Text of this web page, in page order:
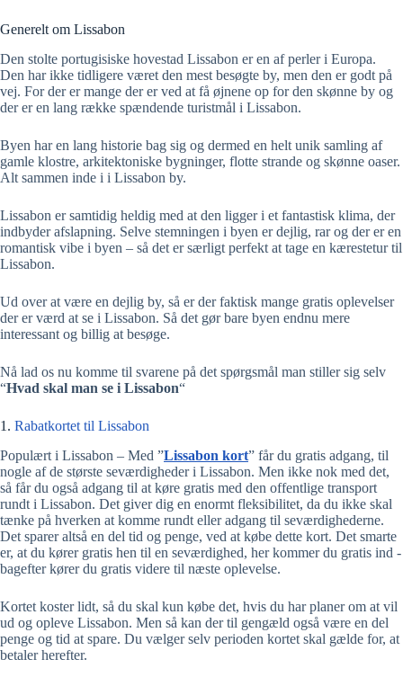
Generelt om Lissabon
Den stolte portugisiske hovestad Lissabon er en af perler i Europa.
Den har ikke tidligere været den mest besøgte by, men den er godt på
vej. For der er mange der er ved at få øjnene op for den skønne by og
der er en lang række spændende turistmål i Lissabon.
Byen har en lang historie bag sig og dermed en helt unik samling af
gamle klostre, arkitektoniske bygninger, flotte strande og skønne oaser.
Alt sammen inde i i Lissabon by.
Lissabon er samtidig heldig med at den ligger i et fantastisk klima, der
indbyder afslapning. Selve stemningen i byen er dejlig, rar og der er en
romantisk vibe i byen – så det er særligt perfekt at tage en kærestetur til
Lissabon.
Ud over at være en dejlig by, så er der faktisk mange gratis oplevelser
der er værd at se i Lissabon. Så det gør bare byen endnu mere
interessant og billig at besøge.
Nå lad os nu komme til svarene på det spørgsmål man stiller sig selv
“Hvad skal man se i Lissabon“
1. Rabatkortet til Lissabon
Populært i Lissabon – Med ”Lissabon kort” får du gratis adgang, til
nogle af de største seværdigheder i Lissabon. Men ikke nok med det,
så får du også adgang til at køre gratis med den offentlige transport
rundt i Lissabon. Det giver dig en enormt fleksibilitet, da du ikke skal
tænke på hverken at komme rundt eller adgang til seværdighederne.
Det sparer altså en del tid og penge, ved at købe dette kort. Det smarte
er, at du kører gratis hen til en seværdighed, her kommer du gratis ind -
bagefter kører du gratis videre til næste oplevelse.
Kortet koster lidt, så du skal kun købe det, hvis du har planer om at vil
ud og opleve Lissabon. Men så kan der til gengæld også være en del
penge og tid at spare. Du vælger selv perioden kortet skal gælde for, at
betaler herefter.